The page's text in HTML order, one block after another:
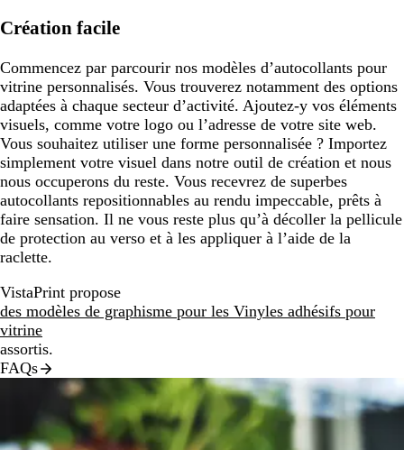
Création facile
Commencez par parcourir nos modèles d’autocollants pour
vitrine personnalisés. Vous trouverez notamment des options
adaptées à chaque secteur d’activité. Ajoutez-y vos éléments
visuels, comme votre logo ou l’adresse de votre site web.
Vous souhaitez utiliser une forme personnalisée ? Importez
simplement votre visuel dans notre outil de création et nous
nous occuperons du reste. Vous recevrez de superbes
autocollants repositionnables au rendu impeccable, prêts à
faire sensation. Il ne vous reste plus qu’à décoller la pellicule
de protection au verso et à les appliquer à l’aide de la
raclette.
VistaPrint propose
des modèles de graphisme pour les Vinyles adhésifs pour
vitrine
assortis.
FAQs